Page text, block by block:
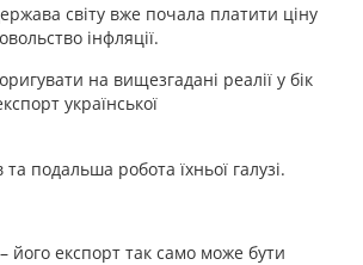
світу вже почала платити ціну
інфляції.
на вищезгадані реалії у бік
української
подальша робота їхньої галузі.
його експорт так само може бути